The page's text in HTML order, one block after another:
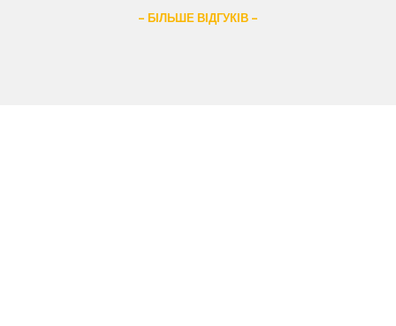
– БІЛЬШЕ ВІДГУКІВ –